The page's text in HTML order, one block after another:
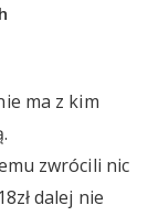
ma z kim
zwrócili nic
dalej nie